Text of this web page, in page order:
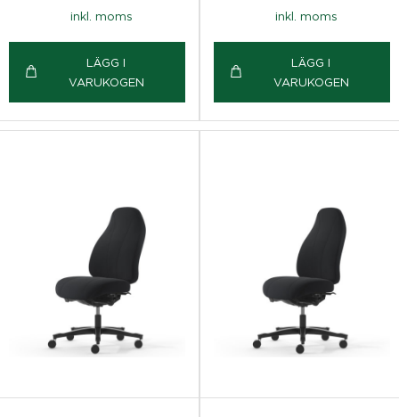
inkl. moms
LÄGG I
VARUKOGEN
inkl. moms
LÄGG I
VARUKOGEN